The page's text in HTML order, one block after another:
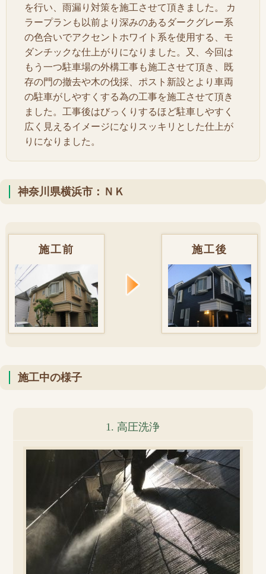
を行い、雨漏り対策を施工させて頂きました。 カ
ラープランも以前より深みのあるダークグレー系
の色合いでアクセントホワイト系を使用する、モ
ダンチックな仕上がりになりました。又、今回は
もう一つ駐車場の外構工事も施工させて頂き、既
存の門の撤去や木の伐採、ポスト新設とより車両
の駐車がしやすくする為の工事を施工させて頂き
ました。工事後はびっくりするほど駐車しやすく
広く見えるイメージになりスッキリとした仕上が
りになりました。
神奈川県横浜市：ＮＫ
施工前 施工後
施工中の様子
1. 高圧洗浄